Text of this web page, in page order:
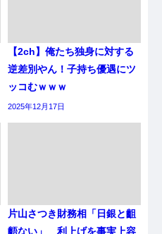
【2ch】俺たち独身に対する
逆差別やん！子持ち優遇にツ
ッコむｗｗｗ
2025年12月17日
片山さつき財務相「日銀と齟
齬ない」 利上げを事実上容